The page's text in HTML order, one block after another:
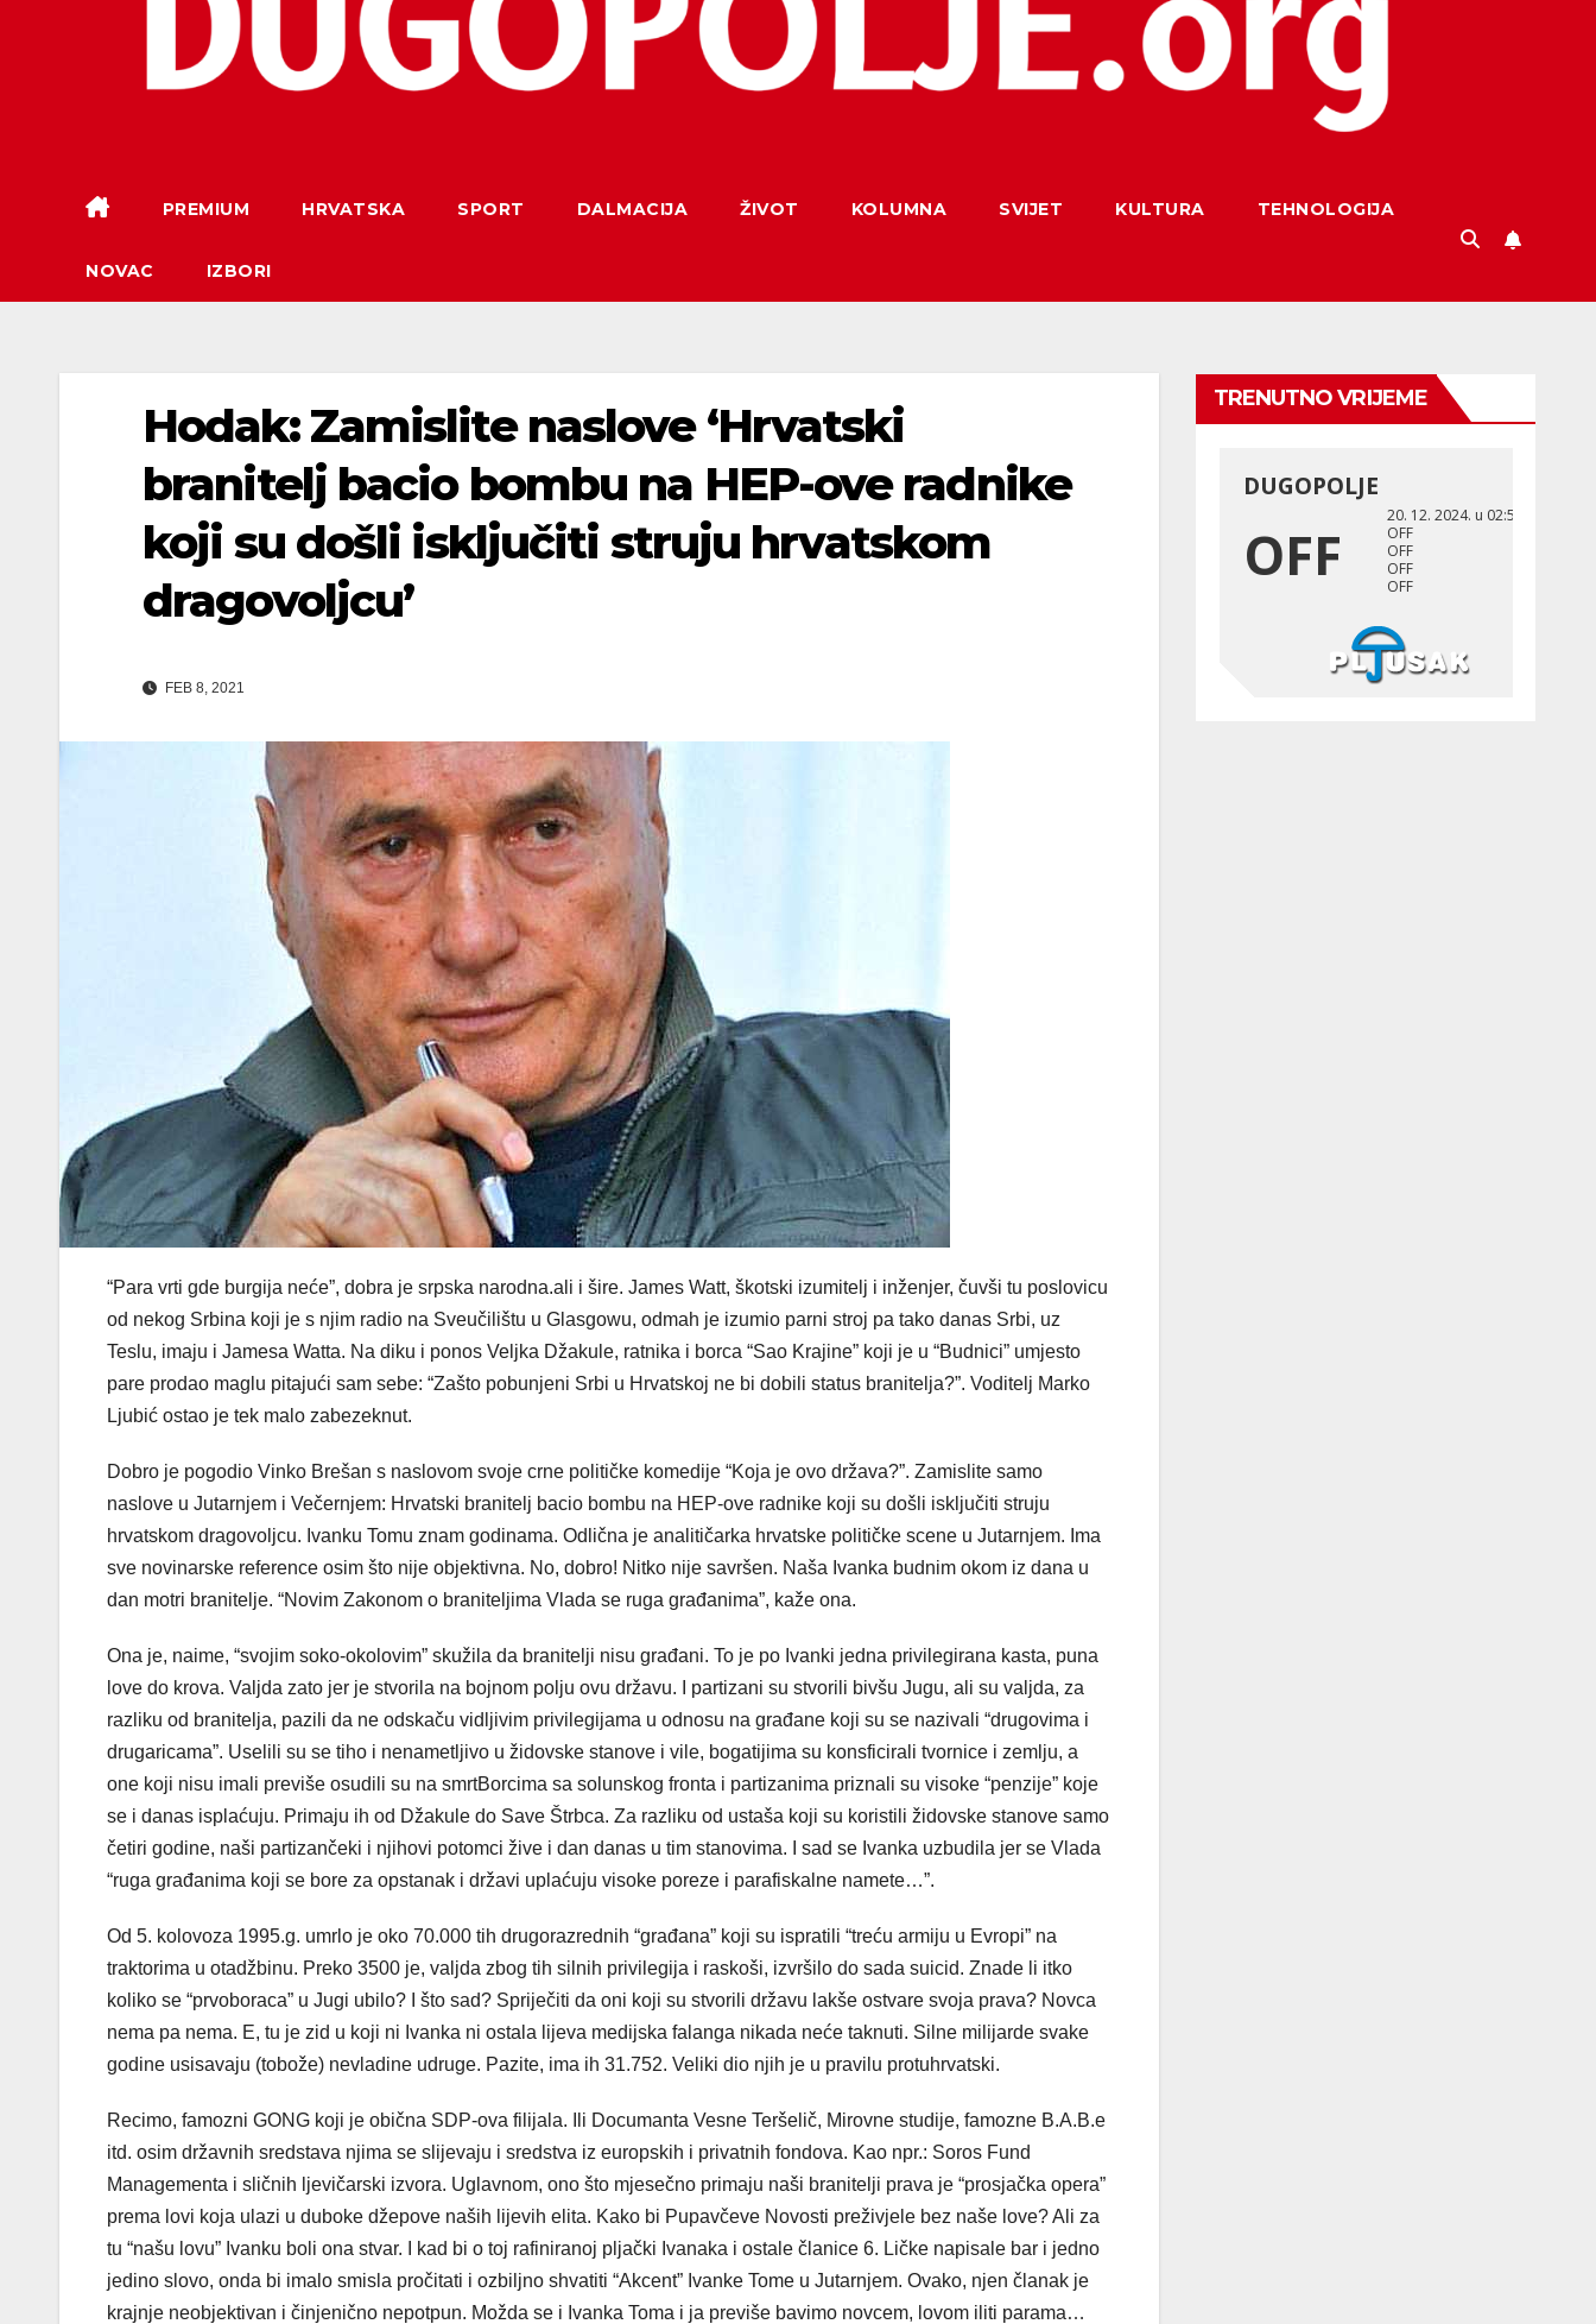
PREMIUM HRVATSKA SPORT DALMACIJA ŽIVOT KOLUMNA SVIJET KULTURA TEHNOLOGIJA
NOVAC IZBORI
Hodak: Zamislite naslove ‘Hrvatski
branitelj bacio bombu na HEP-ove radnike
koji su došli isključiti struju hrvatskom
dragovoljcu’
FEB 8, 2021
“Para vrti gde burgija neće”, dobra je srpska narodna.ali i šire. James Watt, škotski izumitelj i inženjer, čuvši tu poslovicu
od nekog Srbina koji je s njim radio na Sveučilištu u Glasgowu, odmah je izumio parni stroj pa tako danas Srbi, uz
Teslu, imaju i Jamesa Watta. Na diku i ponos Veljka Džakule, ratnika i borca “Sao Krajine” koji je u “Budnici” umjesto
pare prodao maglu pitajući sam sebe: “Zašto pobunjeni Srbi u Hrvatskoj ne bi dobili status branitelja?”. Voditelj Marko
Ljubić ostao je tek malo zabezeknut.
Dobro je pogodio Vinko Brešan s naslovom svoje crne političke komedije “Koja je ovo država?”. Zamislite samo
naslove u Jutarnjem i Večernjem: Hrvatski branitelj bacio bombu na HEP-ove radnike koji su došli isključiti struju
hrvatskom dragovoljcu. Ivanku Tomu znam godinama. Odlična je analitičarka hrvatske političke scene u Jutarnjem. Ima
sve novinarske reference osim što nije objektivna. No, dobro! Nitko nije savršen. Naša Ivanka budnim okom iz dana u
dan motri branitelje. “Novim Zakonom o braniteljima Vlada se ruga građanima”, kaže ona.
Ona je, naime, “svojim soko-okolovim” skužila da branitelji nisu građani. To je po Ivanki jedna privilegirana kasta, puna
love do krova. Valjda zato jer je stvorila na bojnom polju ovu državu. I partizani su stvorili bivšu Jugu, ali su valjda, za
razliku od branitelja, pazili da ne odskaču vidljivim privilegijama u odnosu na građane koji su se nazivali “drugovima i
drugaricama”. Uselili su se tiho i nenametljivo u židovske stanove i vile, bogatijima su konsficirali tvornice i zemlju, a
one koji nisu imali previše osudili su na smrtBorcima sa solunskog fronta i partizanima priznali su visoke “penzije” koje
se i danas isplaćuju. Primaju ih od Džakule do Save Štrbca. Za razliku od ustaša koji su koristili židovske stanove samo
četiri godine, naši partizančeki i njihovi potomci žive i dan danas u tim stanovima. I sad se Ivanka uzbudila jer se Vlada
“ruga građanima koji se bore za opstanak i državi uplaćuju visoke poreze i parafiskalne namete…”.
Od 5. kolovoza 1995.g. umrlo je oko 70.000 tih drugorazrednih “građana” koji su ispratili “treću armiju u Evropi” na
traktorima u otadžbinu. Preko 3500 je, valjda zbog tih silnih privilegija i raskoši, izvršilo do sada suicid. Znade li itko
koliko se “prvoboraca” u Jugi ubilo? I što sad? Spriječiti da oni koji su stvorili državu lakše ostvare svoja prava? Novca
nema pa nema. E, tu je zid u koji ni Ivanka ni ostala lijeva medijska falanga nikada neće taknuti. Silne milijarde svake
godine usisavaju (tobože) nevladine udruge. Pazite, ima ih 31.752. Veliki dio njih je u pravilu protuhrvatski.
Recimo, famozni GONG koji je obična SDP-ova filijala. Ili Documanta Vesne Teršelič, Mirovne studije, famozne B.A.B.e
itd. osim državnih sredstava njima se slijevaju i sredstva iz europskih i privatnih fondova. Kao npr.: Soros Fund
Managementa i sličnih ljevičarski izvora. Uglavnom, ono što mjesečno primaju naši branitelji prava je “prosjačka opera”
prema lovi koja ulazi u duboke džepove naših lijevih elita. Kako bi Pupavčeve Novosti preživjele bez naše love? Ali za
tu “našu lovu” Ivanku boli ona stvar. I kad bi o toj rafiniranoj pljački Ivanaka i ostale članice 6. Ličke napisale bar i jedno
jedino slovo, onda bi imalo smisla pročitati i ozbiljno shvatiti “Akcent” Ivanke Tome u Jutarnjem. Ovako, njen članak je
krajnje neobjektivan i činjenično nepotpun. Možda se i Ivanka Toma i ja previše bavimo novcem, lovom iliti parama…
TRENUTNO VRIJEME